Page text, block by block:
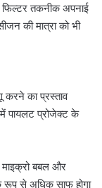
फिल्टर तकनीक अपनाई
की मात्रा को भी
करने का प्रस्ताव
पायलट प्रोजेक्ट के
बबल और
रूप से अधिक साफ होगा